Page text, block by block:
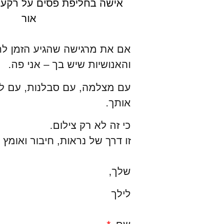
אם את מרגישה שהגיע הזמן
והאנושיות שיש בך – אני פה.
עם מצלמה, עם סבלנות, עם
אותך.
כי זה לא רק צילום.
זו דרך של נראות, חיבור
שלך,
לילך